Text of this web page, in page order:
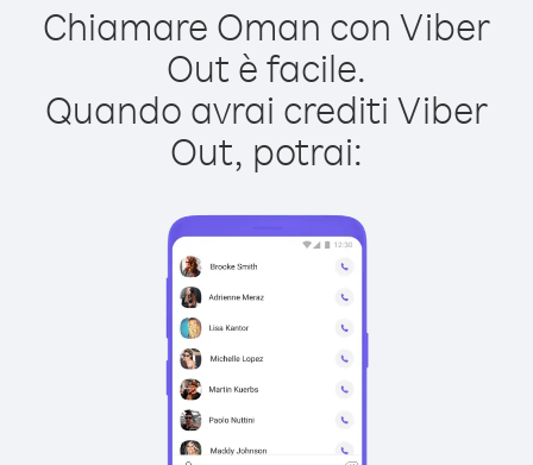
Chiamare Oman con Viber
Out è facile.
Quando avrai crediti Viber
Out, potrai: